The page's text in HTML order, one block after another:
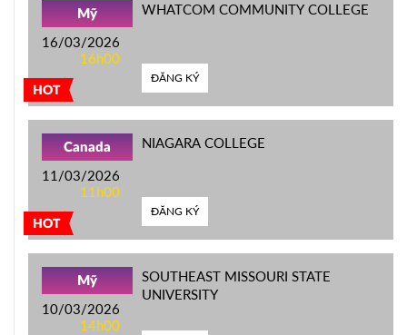
HOT
Mỹ
16/03/2026
16h00
WHATCOM COMMUNITY COLLEGE
ĐĂNG KÝ
HOT
Canada
11/03/2026
11h00
NIAGARA COLLEGE
ĐĂNG KÝ
Mỹ
10/03/2026
14h00
SOUTHEAST MISSOURI STATE
UNIVERSITY